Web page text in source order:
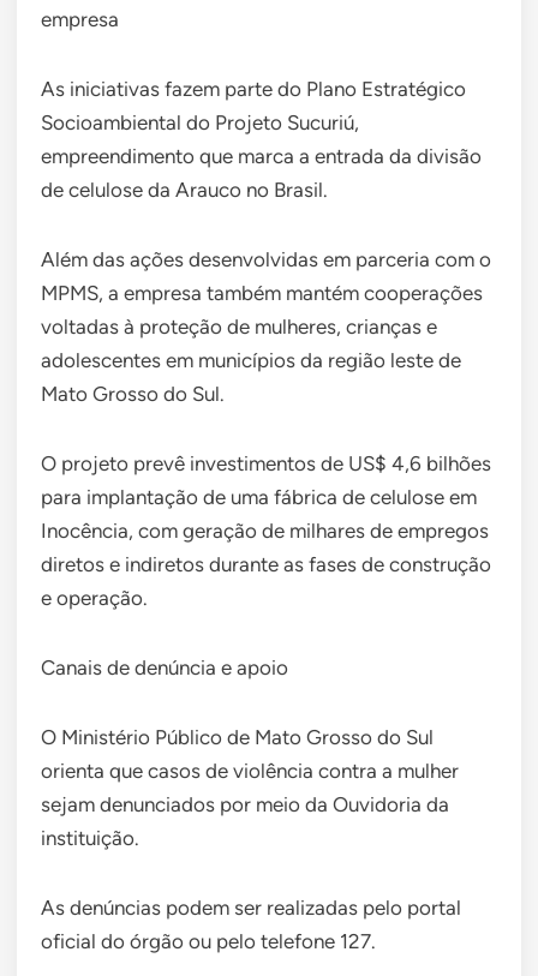
empresa
As iniciativas fazem parte do Plano Estratégico
Socioambiental do Projeto Sucuriú,
empreendimento que marca a entrada da divisão
de celulose da Arauco no Brasil.
Além das ações desenvolvidas em parceria com o
MPMS, a empresa também mantém cooperações
voltadas à proteção de mulheres, crianças e
adolescentes em municípios da região leste de
Mato Grosso do Sul.
O projeto prevê investimentos de US$ 4,6 bilhões
para implantação de uma fábrica de celulose em
Inocência, com geração de milhares de empregos
diretos e indiretos durante as fases de construção
e operação.
Canais de denúncia e apoio
O Ministério Público de Mato Grosso do Sul
orienta que casos de violência contra a mulher
sejam denunciados por meio da Ouvidoria da
instituição.
As denúncias podem ser realizadas pelo portal
oficial do órgão ou pelo telefone 127.